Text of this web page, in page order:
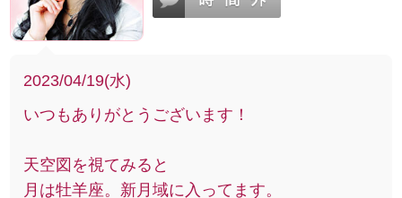
2023/04/19(水)
いつもありがとうございます！
天空図を視てみると
月は牡羊座。新月域に入ってます。